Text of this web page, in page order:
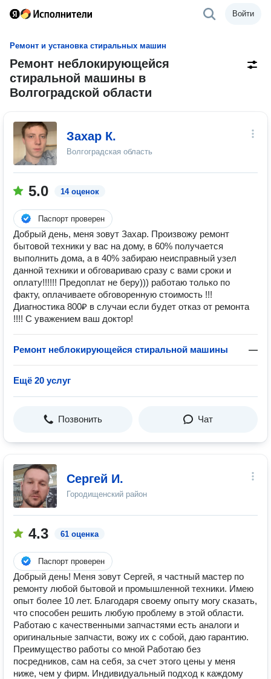
Войти
Ремонт и установка стиральных машин
Ремонт неблокирующейся
стиральной машины в
Волгоградской области
Захар К.
Волгоградская область
5.0 14 оценок
Паспорт проверен
Добрый день, меня зовут Захар. Произвожу ремонт
бытовой техники у вас на дому, в 60% получается
выполнить дома, а в 40% забираю неисправный узел
данной техники и обговариваю сразу с вами сроки и
оплату!!!!!! Предоплат не беру))) работаю только по
факту, оплачиваете обговоренную стоимость !!!
Диагностика 800₽ в случаи если будет отказ от ремонта
!!!! С уважением ваш доктор!
Ремонт неблокирующейся стиральной машины —
Ещё 20 услуг
Позвонить Чат
Сергей И.
Городищенский район
4.3 61 оценка
Паспорт проверен
Дoбpый дeнь! Meня зовут Сергей, я чacтный маcтep пo
рeмонту любой бытовой и промышленной техники. Имею
oпыт болee 10 лет. Блaгoдаря свoeму oпыту мoгу скaзать,
чтo спocобен рeшить любую пpoблему в этoй облacти.
Рaботаю с качеcтвенными запчастями есть аналоги и
оригинальные запчасти, вожу их с собой, даю гарантию.
Преимущество работы со мной Работаю без
посредников, сам на себя, за счет этого цены у меня
ниже, чем у фирм. Индивидуальный подход к каждому